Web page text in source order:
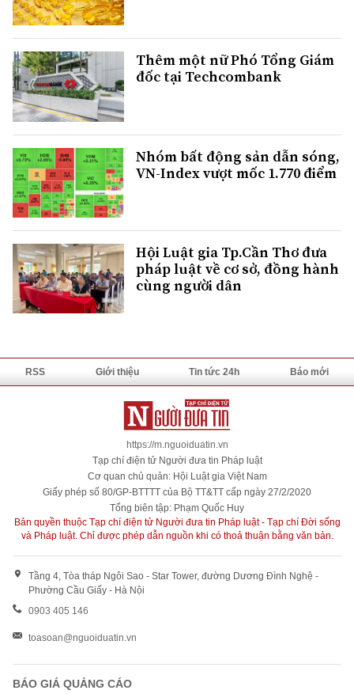
Thêm một nữ Phó Tổng Giám
đốc tại Techcombank
Nhóm bất động sản dẫn sóng,
VN-Index vượt mốc 1.770 điểm
Hội Luật gia Tp.Cần Thơ đưa
pháp luật về cơ sở, đồng hành
cùng người dân
RSS Giới thiệu Tin tức 24h Báo mới
https://m.nguoiduatin.vn
Tạp chí điện tử Người đưa tin Pháp luật
Cơ quan chủ quản: Hội Luật gia Việt Nam
Giấy phép số 80/GP-BTTTT của Bộ TT&TT cấp ngày 27/2/2020
Tổng biên tập: Phạm Quốc Huy
Bản quyền thuộc Tạp chí điện tử Người đưa tin Pháp luật - Tạp chí Đời sống
và Pháp luật. Chỉ được phép dẫn nguồn khi có thoả thuận bằng văn bản.
Tầng 4, Tòa tháp Ngôi Sao - Star Tower, đường Dương Đình Nghệ -
Phường Cầu Giấy - Hà Nội
0903 405 146
toasoan@nguoiduatin.vn
BÁO GIÁ QUẢNG CÁO